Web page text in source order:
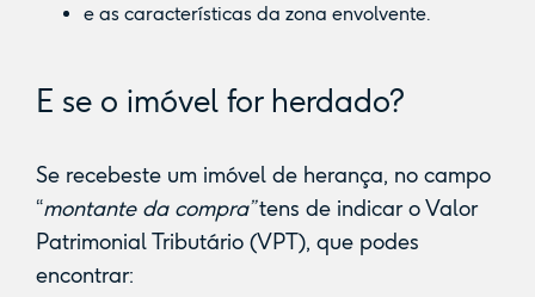
e as características da zona envolvente.
E se o imóvel for herdado?
Se recebeste um imóvel de herança, no campo
“montante da compra”tens de indicar o Valor
Patrimonial Tributário (VPT), que podes
encontrar: